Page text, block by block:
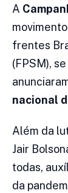
A
frentes
(FPSM),
nacional
Além da
Jair
todas,
da